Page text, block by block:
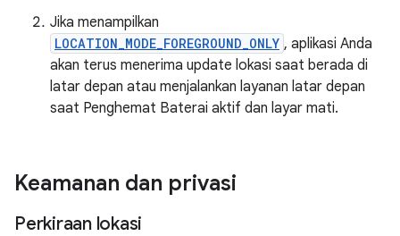
Jika menampilkan
LOCATION_MODE_FOREGROUND_ONLY , aplikasi Anda
akan terus menerima update lokasi saat berada di
latar depan atau menjalankan layanan latar depan
saat Penghemat Baterai aktif dan layar mati.
Keamanan dan privasi
Perkiraan lokasi